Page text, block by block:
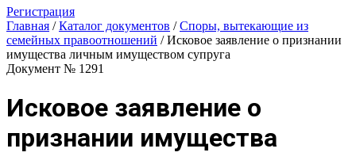
Регистрация
Главная / Каталог документов / Споры, вытекающие из
семейных правоотношений / Исковое заявление о признании
имущества личным имуществом супруга
Документ № 1291
Исковое заявление о
признании имущества